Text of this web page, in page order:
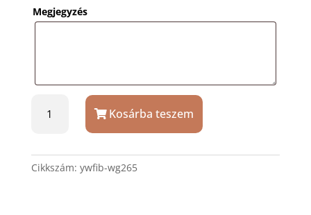
Megjegyzés
házassági
talp
Kosárba teszem
Cikkszám: ywfib-wg265